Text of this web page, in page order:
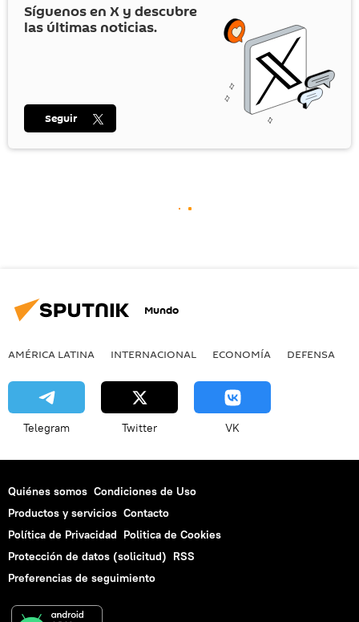
Síguenos en X y descubre
las últimas noticias.
Seguir
Mundo
AMÉRICA LATINA INTERNACIONAL ECONOMÍA DEFENSA
Telegram Twitter VK
Quiénes somos Condiciones de Uso
Productos y servicios Contacto
Política de Privacidad Politica de Cookies
Protección de datos (solicitud) RSS
Preferencias de seguimiento